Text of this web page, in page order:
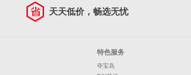
天天低价，畅选无忧
特色服务
夺宝岛